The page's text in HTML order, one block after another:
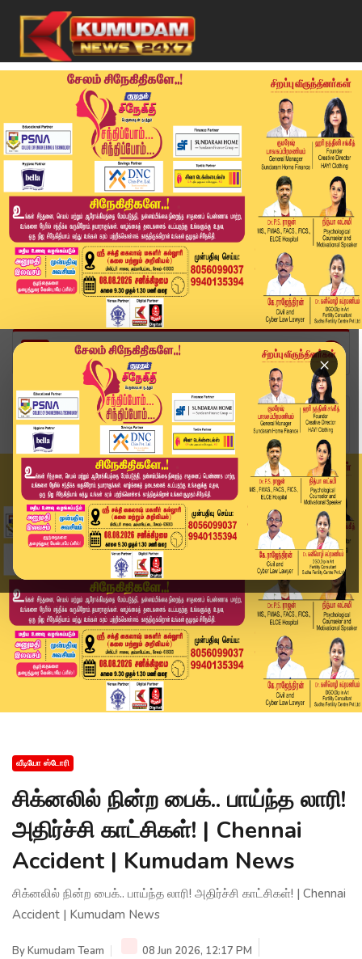
×
Home
வீடியோ ஸ்டோரி
சிக்னலில் நின்ற பைக்.. பாய்ந்த லாரி! அதிர்ச்சி ...
வீடியோ ஸ்டோரி
சிக்னலில் நின்ற பைக்.. பாய்ந்த லாரி!
அதிர்ச்சி காட்சிகள்! | Chennai
Accident | Kumudam News
சிக்னலில் நின்ற பைக்.. பாய்ந்த லாரி! அதிர்ச்சி காட்சிகள்! | Chennai
Accident | Kumudam News
ByKumudam Team
08 Jun 2026, 12:17 PM